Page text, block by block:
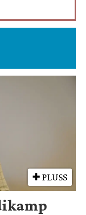
PLUSS